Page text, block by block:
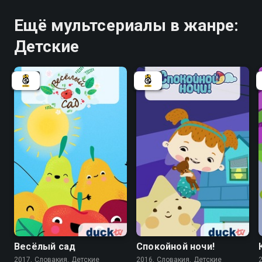
Ещё мультсериалы в жанре:
Детские
Весёлый сад
2017, Словакия, Детские
Спокойной ночи!
2016, Словакия, Детские